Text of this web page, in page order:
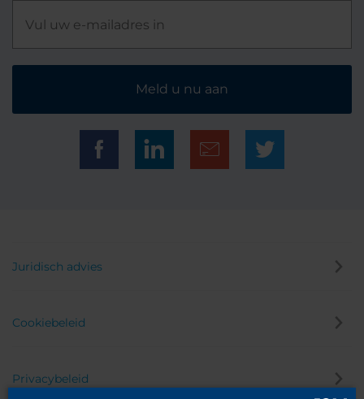
Meld u nu aan
Juridisch advies
Cookiebeleid
Privacybeleid